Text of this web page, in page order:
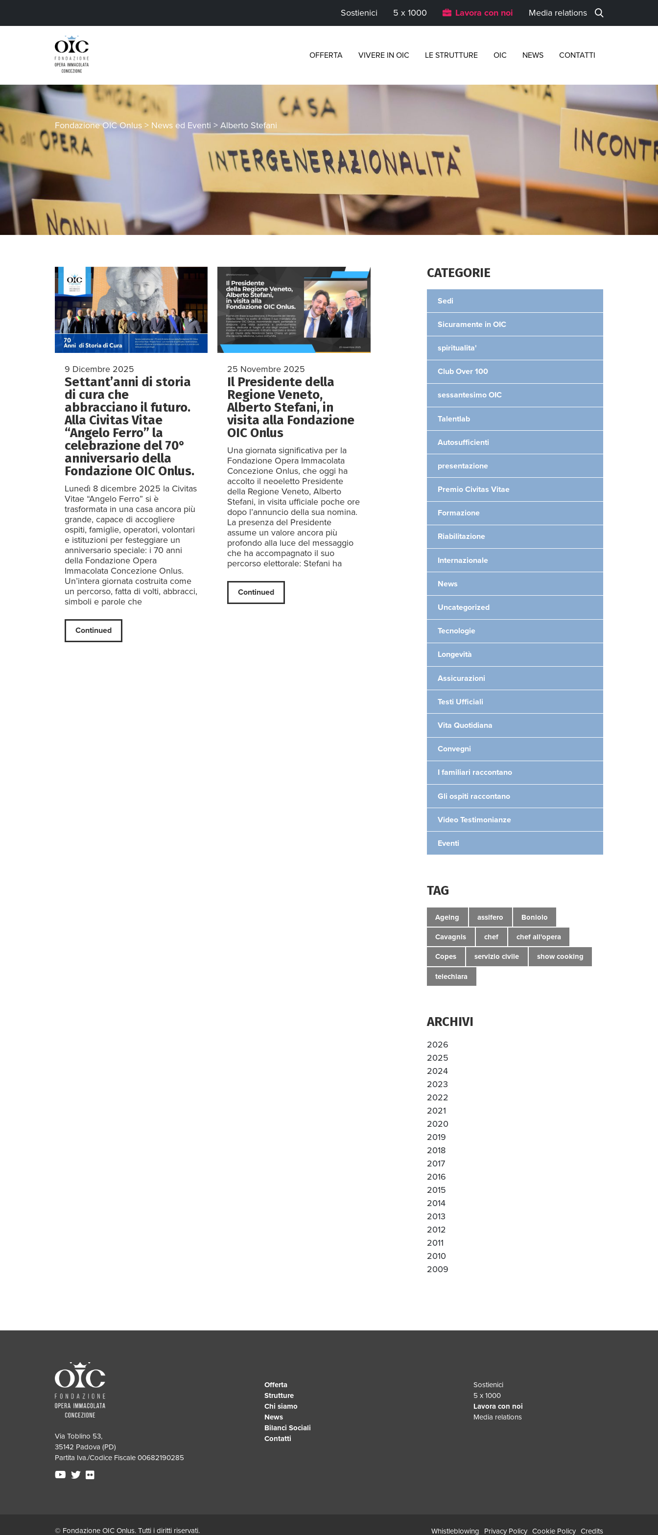
Sostienici 5 x 1000 Lavora con noi Media relations
OFFERTA VIVERE IN OIC LE STRUTTURE OIC NEWS CONTATTI
Fondazione OIC Onlus > News ed Eventi > Alberto Stefani
9 Dicembre 2025
Settant’anni di storia
di cura che
abbracciano il futuro.
Alla Civitas Vitae
“Angelo Ferro” la
celebrazione del 70°
anniversario della
Fondazione OIC Onlus.
Lunedì 8 dicembre 2025 la Civitas
Vitae “Angelo Ferro” si è
trasformata in una casa ancora più
grande, capace di accogliere
ospiti, famiglie, operatori, volontari
e istituzioni per festeggiare un
anniversario speciale: i 70 anni
della Fondazione Opera
Immacolata Concezione Onlus.
Un’intera giornata costruita come
un percorso, fatta di volti, abbracci,
simboli e parole che
Continued
25 Novembre 2025
Il Presidente della
Regione Veneto,
Alberto Stefani, in
visita alla Fondazione
OIC Onlus
Una giornata significativa per la
Fondazione Opera Immacolata
Concezione Onlus, che oggi ha
accolto il neoeletto Presidente
della Regione Veneto, Alberto
Stefani, in visita ufficiale poche ore
dopo l’annuncio della sua nomina.
La presenza del Presidente
assume un valore ancora più
profondo alla luce del messaggio
che ha accompagnato il suo
percorso elettorale: Stefani ha
Continued
CATEGORIE
Sedi
Sicuramente in OIC
spiritualita'
Club Over 100
sessantesimo OIC
Talentlab
Autosufficienti
presentazione
Premio Civitas Vitae
Formazione
Riabilitazione
Internazionale
News
Uncategorized
Tecnologie
Longevità
Assicurazioni
Testi Ufficiali
Vita Quotidiana
Convegni
I familiari raccontano
Gli ospiti raccontano
Video Testimonianze
Eventi
TAG
Ageing assifero Boniolo
Cavagnis chef chef all'opera
Copes servizio civile show cooking
telechiara
ARCHIVI
2026
2025
2024
2023
2022
2021
2020
2019
2018
2017
2016
2015
2014
2013
2012
2011
2010
2009
Via Toblino 53,
35142 Padova (PD)
Partita Iva./Codice Fiscale 00682190285
Offerta
Strutture
Chi siamo
News
Bilanci Sociali
Contatti
Sostienici
5 x 1000
Lavora con noi
Media relations
© Fondazione OIC Onlus. Tutti i diritti riservati. Whistleblowing Privacy Policy Cookie Policy Credits